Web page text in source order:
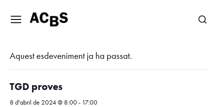
« Tots els Esdeveniments
Aquest esdeveniment ja ha passat.
TGD proves
8 d'abril de 2024 @ 8:00- 17:00